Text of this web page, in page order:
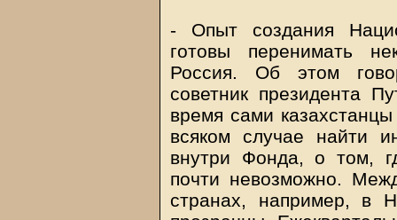
- Опыт создания
готовы перенимать
Россия. Об этом
советник президента
время сами
всяком случае найти
внутри Фонда, о том,
почти невозможно.
странах, например, в